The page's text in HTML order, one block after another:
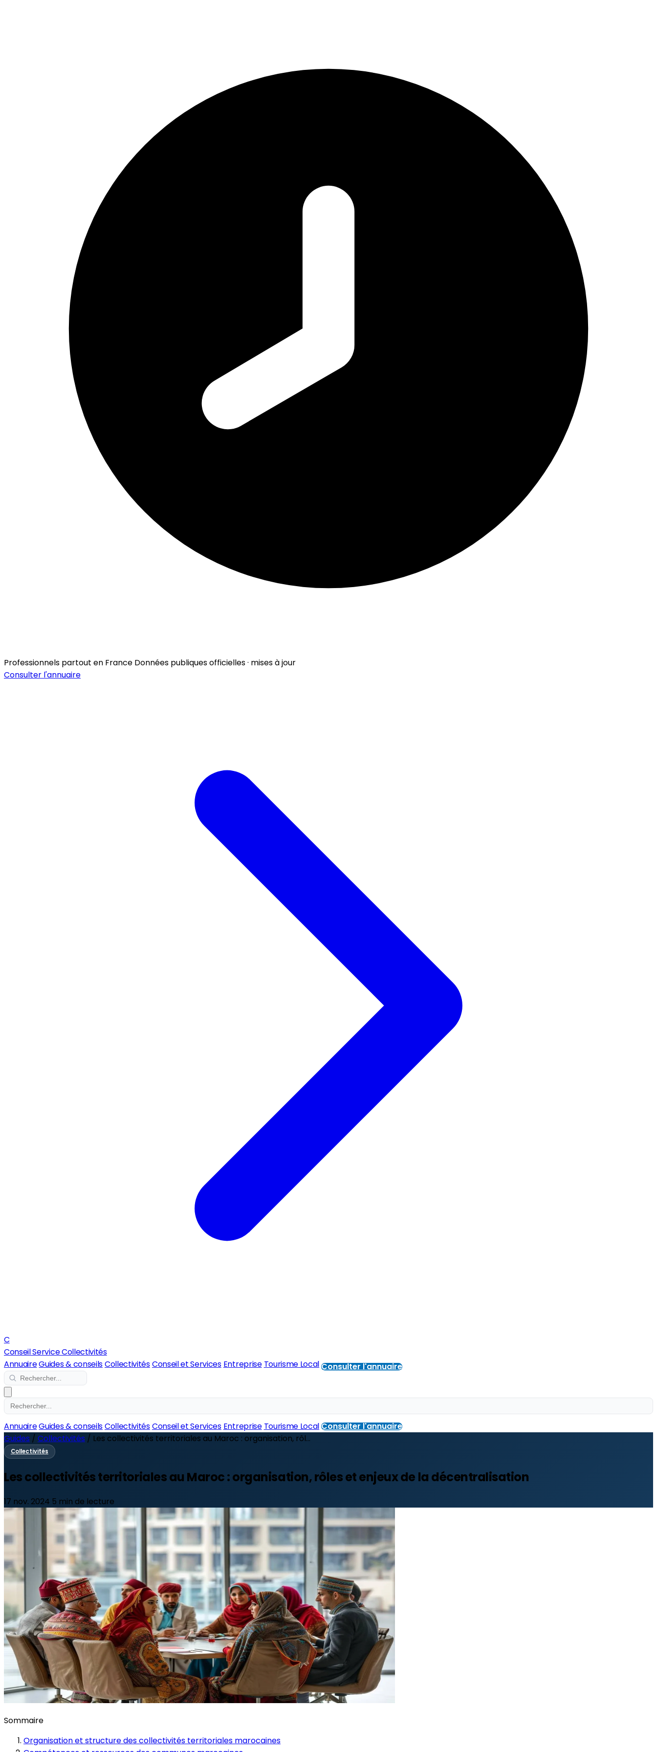
Professionnels partout en France Données publiques officielles · mises à jour
Consulter l'annuaire
C
Conseil Service Collectivités
AnnuaireGuides & conseilsCollectivitésConseil et Services Entreprise Tourisme LocalConsulter l'annuaire
AnnuaireGuides & conseilsCollectivitésConseil et Services Entreprise Tourisme LocalConsulter l'annuaire
Guides / Collectivités / Les collectivités territoriales au Maroc : organisation, rôl...
Collectivités
Les collectivités territoriales au Maroc : organisation, rôles et enjeux de la décentralisation
17 nov. 2024 5 min de lecture
Sommaire
Organisation et structure des collectivités territoriales marocaines